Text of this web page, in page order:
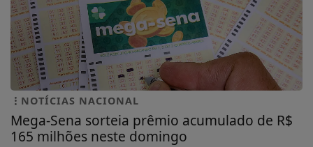
NOTÍCIAS NACIONAL
Mega-Sena sorteia prêmio acumulado de R$
165 milhões neste domingo